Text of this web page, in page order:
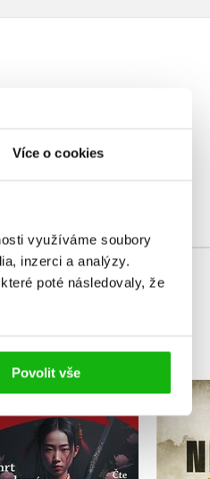
Více o cookies
využíváme soubory
inzerci a analýzy.
poté následovaly, že
Povolit vše
Případy soudce Ti:
Smrt ve vrbové čtvrti
(audiokniha na CD)
Frédéric Lenormand